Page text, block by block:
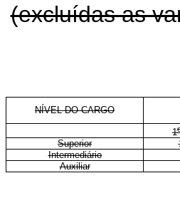
(excluídas as
NÍVEL DO CARGO
1
Superior
Intermediário
Auxiliar